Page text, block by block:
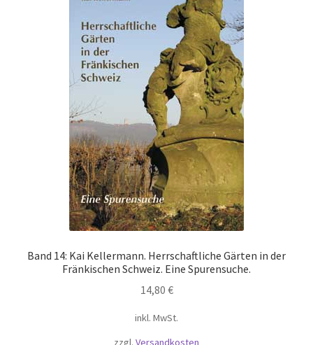
Band 14: Kai Kellermann. Herrschaftliche Gärten in der
Fränkischen Schweiz. Eine Spurensuche.
14,80 €
inkl. MwSt.
zzgl. Versandkosten